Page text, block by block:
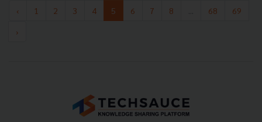
‹ 1 2 3 4 5 6 7 8 68
69
›